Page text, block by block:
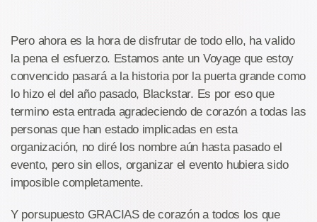
Pero ahora es la hora de disfrutar de todo ello, ha valido
la pena el esfuerzo. Estamos ante un Voyage que estoy
convencido pasará a la historia por la puerta grande como
lo hizo el del año pasado, Blackstar. Es por eso que
termino esta entrada agradeciendo de corazón a todas las
personas que han estado implicadas en esta
organización, no diré los nombre aún hasta pasado el
evento, pero sin ellos, organizar el evento hubiera sido
imposible completamente.
Y porsupuesto GRACIAS de corazón a todos los que